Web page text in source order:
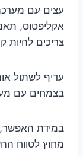
עצים עם
אקליפטוס,
צריכים להיות
עדיף לשתול
בצמחים עם
במידת האפשר,
מחוץ לטווח